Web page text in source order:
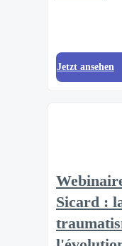
Jetzt ansehen
Sicard :